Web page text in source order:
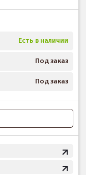
Есть в наличии
Под заказ
Под заказ